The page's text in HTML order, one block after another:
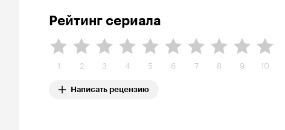
Рейтинг сериала
1 2 3 4 5 6 7 8 9 10
Написать рецензию